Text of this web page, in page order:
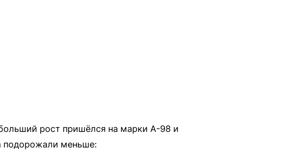
рост пришёлся на марки А-98 и
подорожали меньше: